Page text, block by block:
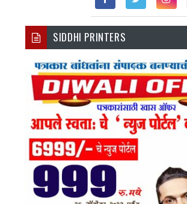
Fac
Ebo
Ok
Twi
Inst
Am
SIDDHI PRINTERS